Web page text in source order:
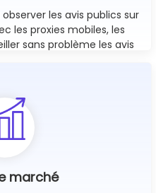
les avis publics sur
les proxies mobiles, les
sans problème les avis
marché